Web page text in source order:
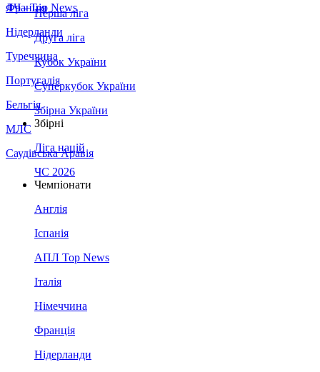
Франція
Нідерланди
Туреччина
Португалія
Бельгія
МЛС
Саудівська Аравія
ЛЧ - Top News
Перша ліга
Друга ліга
Кубок України
Суперкубок України
Збірна України
Збірні
Ліга націй
ЧС 2026
Чемпіонати
Англія
Іспанія
АПЛ Top News
Італія
Німеччина
Франція
Нідерланди